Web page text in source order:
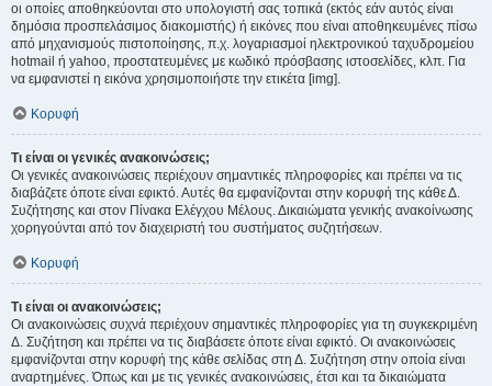
οι οποίες αποθηκεύονται στο υπολογιστή σας τοπικά (εκτός εάν αυτός είναι
δημόσια προσπελάσιμος διακομιστής) ή εικόνες που είναι αποθηκευμένες πίσω
από μηχανισμούς πιστοποίησης, π.χ. λογαριασμοί ηλεκτρονικού ταχυδρομείου
hotmail ή yahoo, προστατευμένες με κωδικό πρόσβασης ιστοσελίδες, κλπ. Για
να εμφανιστεί η εικόνα χρησιμοποιήστε την ετικέτα [img].
Κορυφή
Τι είναι οι γενικές ανακοινώσεις;
Οι γενικές ανακοινώσεις περιέχουν σημαντικές πληροφορίες και πρέπει να τις
διαβάζετε όποτε είναι εφικτό. Αυτές θα εμφανίζονται στην κορυφή της κάθε Δ.
Συζήτησης και στον Πίνακα Ελέγχου Μέλους. Δικαιώματα γενικής ανακοίνωσης
χορηγούνται από τον διαχειριστή του συστήματος συζητήσεων.
Κορυφή
Τι είναι οι ανακοινώσεις;
Οι ανακοινώσεις συχνά περιέχουν σημαντικές πληροφορίες για τη συγκεκριμένη
Δ. Συζήτηση και πρέπει να τις διαβάσετε όποτε είναι εφικτό. Οι ανακοινώσεις
εμφανίζονται στην κορυφή της κάθε σελίδας στη Δ. Συζήτηση στην οποία είναι
αναρτημένες. Όπως και με τις γενικές ανακοινώσεις, έτσι και τα δικαιώματα